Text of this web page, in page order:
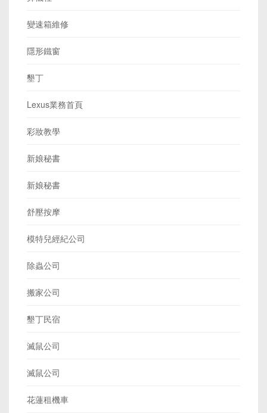
變速箱維修
隱形鐵窗
墾丁
Lexus業務首頁
彩妝教學
新娘秘書
新娘秘書
舒壓按摩
模特兒經紀公司
除蟲公司
搬家公司
墾丁民宿
滅鼠公司
滅鼠公司
花蓮租機車